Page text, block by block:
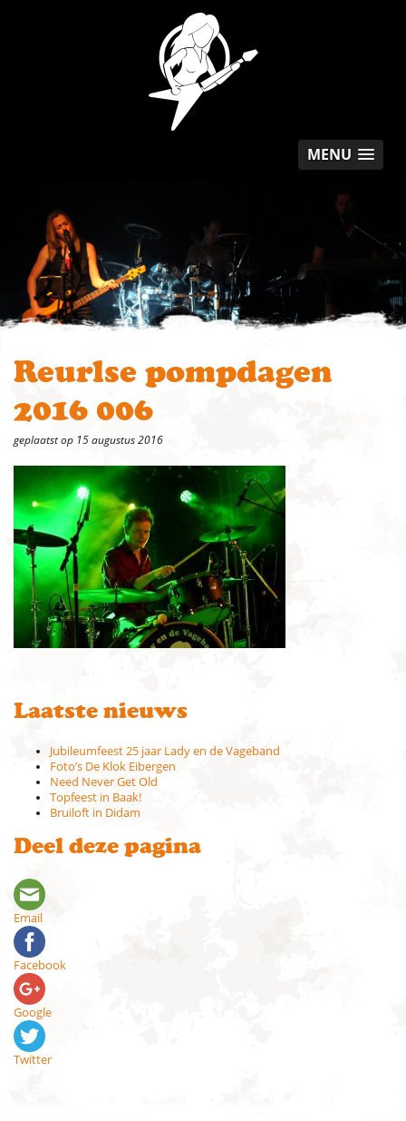
MENU
Reurlse pompdagen
2016 006
geplaatst op 15 augustus 2016
Laatste nieuws
Jubileumfeest 25 jaar Lady en de Vageband
Foto’s De Klok Eibergen
Need Never Get Old
Topfeest in Baak!
Bruiloft in Didam
Deel deze pagina
Email
Facebook
Google
Twitter